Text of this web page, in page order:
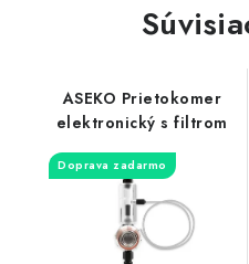
ASEKO Prietokomer
elektronický s filtrom
Doprava zadarmo